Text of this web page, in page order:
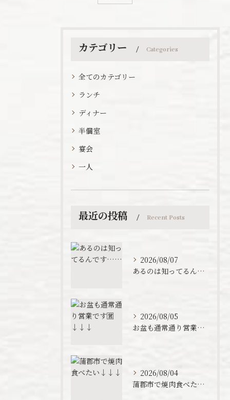
カテゴリー Categories
全てのカテゴリー
ランチ
ディナー
半個室
宴会
一人
最近の投稿 Recent Posts
2026/08/07
あるのは知ってるんです……
2026/08/05
お盆も通常通り営業です🈺↓↓↓
2026/08/04
蒲郡市で焼肉食べたい↓↓↓